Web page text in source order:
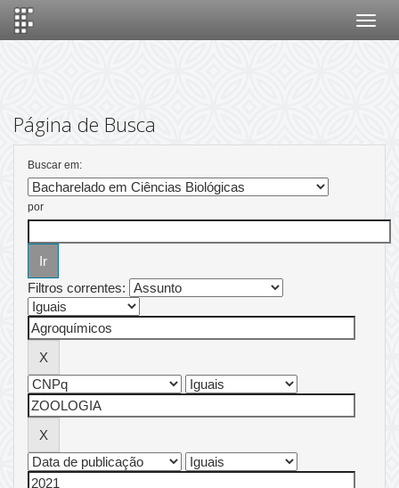
Página de Busca
Buscar em:
por
Filtros correntes: